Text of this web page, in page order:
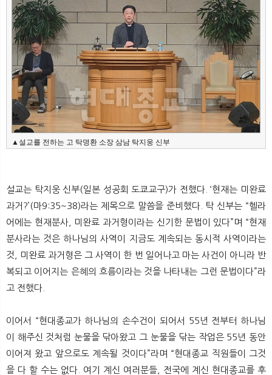
▲설교를 전하는 고 탁명환 소장 삼남 탁지웅 신부
설교는 탁지웅 신부(일본 성공회 도쿄교구)가 전했다. ‘현재는 미완료
과거?’(마9:35~38)라는 제목으로 말씀을 준비했다. 탁 신부는 “헬라
어에는 현재분사, 미완료 과거형이라는 신기한 문법이 있다”며 “현재
분사라는 것은 하나님의 사역이 지금도 계속되는 동시적 사역이라는
것, 미완료 과거형은 그 사역이 한 번 일어나고 마는 사건이 아니라 반
복되고 이어지는 은혜의 흐름이라는 것을 나타내는 그런 문법이다”라
고 전했다.
이어서 “현대종교가 하나님의 손수건이 되어서 55년 전부터 하나님
이 해주신 것처럼 눈물을 닦아왔고 그 눈물을 닦는 작업은 55년 동안
이어져 왔고 앞으로도 계속될 것이다”라며 “현대종교 직원들이 그것
을 다 할 수는 없다. 여기 계신 여러분들, 전국에 계신 현대종교를 후